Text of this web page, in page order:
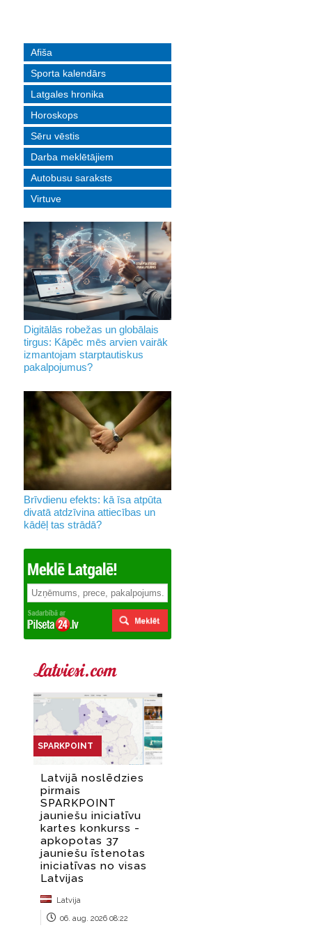
Afiša
Sporta kalendārs
Latgales hronika
Horoskops
Sēru vēstis
Darba meklētājiem
Autobusu saraksts
Virtuve
Digitālās robežas un globālais
tirgus: Kāpēc mēs arvien vairāk
izmantojam starptautiskus
pakalpojumus?
Brīvdienu efekts: kā īsa atpūta
divatā atdzīvina attiecības un
kādēļ tas strādā?